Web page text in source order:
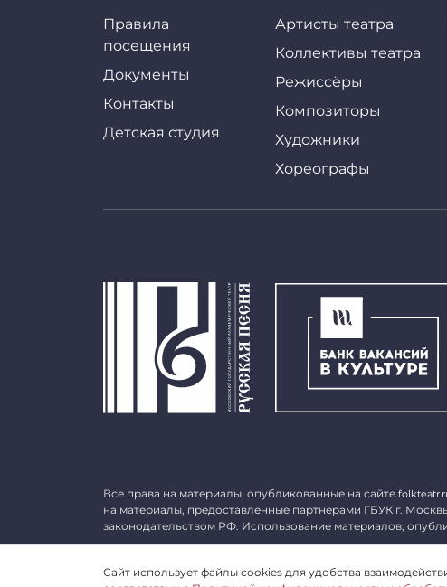
Правила
посещения
Документы
Контакты
Детская студия
Артисты театра
Коллективы театра
Режиссёры
Композиторы
Художники
Хореографы
Все права на материалы, опубликованные на сайте
на материалы, предоставленные партнерами ГБУК г.
законодательством РФ. Использование материалов,
Сайт использует файлы cookies для удобства